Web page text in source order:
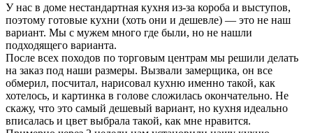
У нас в доме нестандартная кухня из-за короба и выступов,
поэтому готовые кухни (хоть они и дешевле) — это не наш
вариант. Мы с мужем много где были, но не нашли
подходящего варианта.
После всех походов по торговым центрам мы решили делать
на заказ под наши размеры. Вызвали замерщика, он все
обмерил, посчитал, нарисовал кухню именно такой, как
хотелось, и картинка в голове сложилась окончательно. Не
скажу, что это самый дешевый вариант, но кухня идеально
вписалась и цвет выбрала такой, как мне нравится.